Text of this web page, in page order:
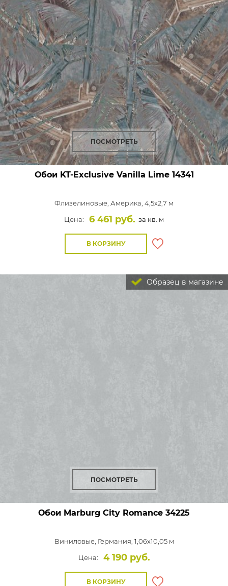
ПОСМОТРЕТЬ
Обои KT-Exclusive Vanilla Lime14341
Флизелиновые, Америка, 4,5x2,7 м
Цена:
6 461 руб. за кв. м
В КОРЗИНУ
Образец в магазине
ПОСМОТРЕТЬ
Обои Marburg City Romance 34225
Виниловые, Германия, 1,06x10,05 м
Цена:
4 190 руб.
В КОРЗИНУ